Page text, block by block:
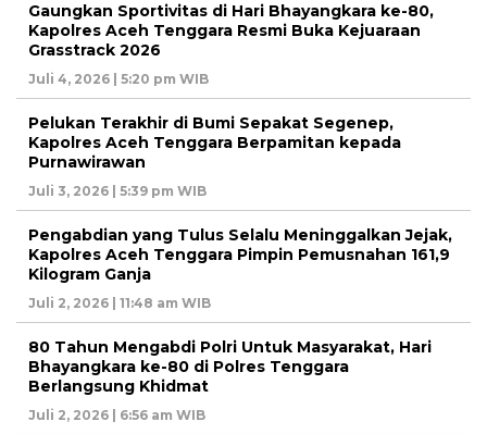
Gaungkan Sportivitas di Hari Bhayangkara ke-80,
Kapolres Aceh Tenggara Resmi Buka Kejuaraan
Grasstrack 2026
Juli 4, 2026 | 5:20 pm WIB
Pelukan Terakhir di Bumi Sepakat Segenep,
Kapolres Aceh Tenggara Berpamitan kepada
Purnawirawan
Juli 3, 2026 | 5:39 pm WIB
Pengabdian yang Tulus Selalu Meninggalkan Jejak,
Kapolres Aceh Tenggara Pimpin Pemusnahan 161,9
Kilogram Ganja
Juli 2, 2026 | 11:48 am WIB
80 Tahun Mengabdi Polri Untuk Masyarakat, Hari
Bhayangkara ke-80 di Polres Tenggara
Berlangsung Khidmat
Juli 2, 2026 | 6:56 am WIB